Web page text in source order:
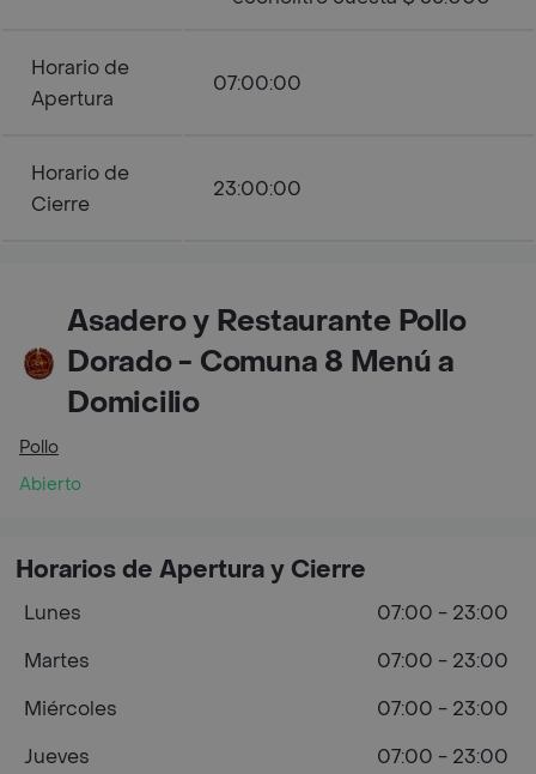
Horario de
Apertura
07:00:00
Horario de
Cierre
23:00:00
Asadero y Restaurante Pollo
Dorado - Comuna 8 Menú a
Domicilio
Pollo
Abierto
Horarios de Apertura y Cierre
Lunes
07:00 - 23:00
Martes
07:00 - 23:00
Miércoles
07:00 - 23:00
Jueves
07:00 - 23:00